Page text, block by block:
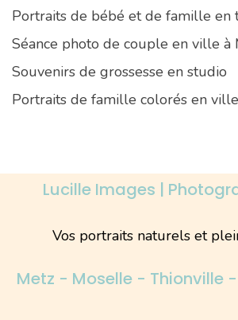
Portraits de bébé et de famille en
Séance photo de couple en ville à
Souvenirs de grossesse en studio
Portraits de famille colorés en
Lucille Images |
Vos portraits naturels et
Metz - Moselle - Thionville